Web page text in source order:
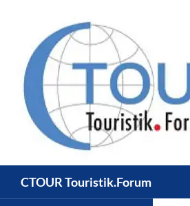
springen
CTOUR Touristik.Forum